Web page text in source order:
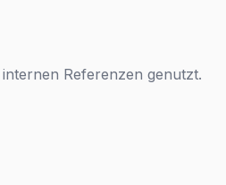
Referenzen genutzt.